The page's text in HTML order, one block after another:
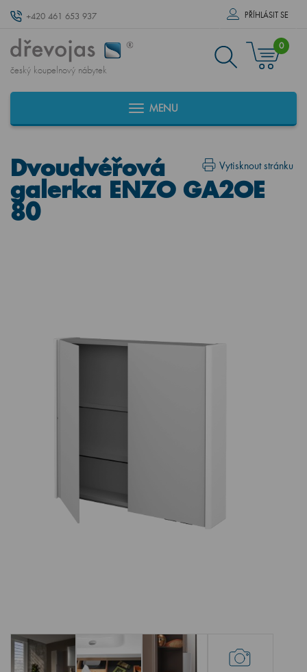
+420 461 653 937 PŘÍHLÁSIT SE
český koupelnový nábytek
0
MENU
Vytisknout stránku
Dvoudvéřová
galerka ENZO GA2OE
80